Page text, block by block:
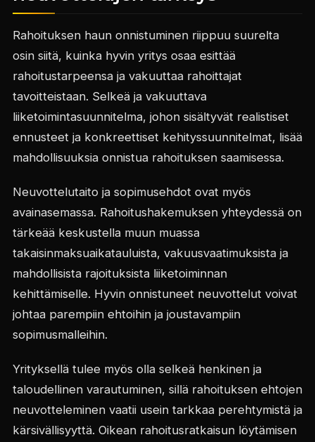
Rahoituksen haun onnistuminen riippuu suurelta
osin siitä, kuinka hyvin yritys osaa esittää
rahoitustarpeensa ja vakuuttaa rahoittajat
tavoitteistaan. Selkeä ja vakuuttava
liiketoimintasuunnitelma, johon sisältyvät realistiset
ennusteet ja konkreettiset kehityssuunnitelmat, lisää
mahdollisuuksia onnistua rahoituksen saamisessa.
Neuvottelutaito ja sopimusehdot ovat myös
avainasemassa. Rahoitushakemuksen yhteydessä on
tärkeää keskustella muun muassa
takaisinmaksuaikatauluista, vakuusvaatimuksista ja
mahdollisista rajoituksista liiketoiminnan
kehittämiselle. Hyvin onnistuneet neuvottelut voivat
johtaa parempiin ehtoihin ja joustavampiin
sopimusmalleihin.
Yrityksellä tulee myös olla selkeä henkinen ja
taloudellinen varautuminen, sillä rahoituksen ehtojen
neuvotteleminen vaatii usein tarkkaa perehtymistä ja
kärsivällisyyttä. Oikean rahoitusratkaisun löytämisen